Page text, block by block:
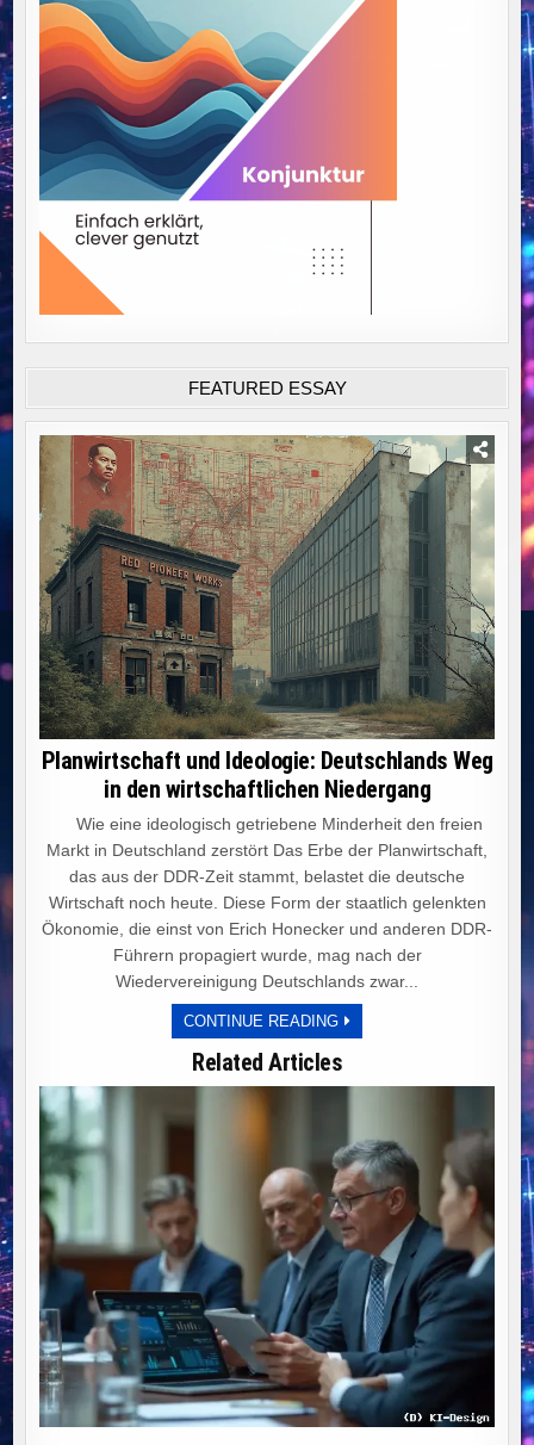
FEATURED ESSAY
Planwirtschaft und Ideologie: Deutschlands Weg
in den wirtschaftlichen Niedergang
Wie eine ideologisch getriebene Minderheit den freien
Markt in Deutschland zerstört Das Erbe der Planwirtschaft,
das aus der DDR-Zeit stammt, belastet die deutsche
Wirtschaft noch heute. Diese Form der staatlich gelenkten
Ökonomie, die einst von Erich Honecker und anderen DDR-
Führern propagiert wurde, mag nach der
Wiedervereinigung Deutschlands zwar...
CONTINUE READINGPLANWIRTSCHAFT
UND
DEUTSCHLANDS
NIEDERGANG
Related Articles